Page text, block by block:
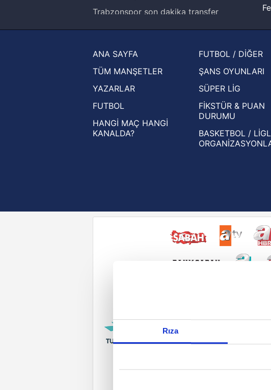
Rıza
Reddet
Trabzonspor son dakika transfer
Ziraat Türkiye Kupası haberleri
UEFA Şampiyonlar Ligi haberleri
UEFA Avrupa Ligi haberleri
UEFA Konferans Ligi haberleri
ANA SAYFA
TÜM MANŞETLER
YAZARLAR
FUTBOL
HANGİ MAÇ HANGİ
KANALDA?
FUTBOL / DİĞER
ŞANS OYUNLARI
SÜPER LİG
FİKSTÜR & PUAN
DURUMU
BASKETBOL /